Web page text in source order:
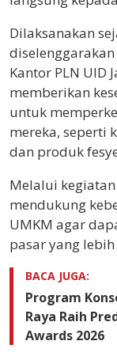
Dilaksanakan
Kantor PLN UID
memberikan
untuk
mereka, seperti
dan produk
Melalui kegiatan
mendukung
UMKM agar
pasar yang
BACA JUGA:
Program
Raya Raih
Awards 2026